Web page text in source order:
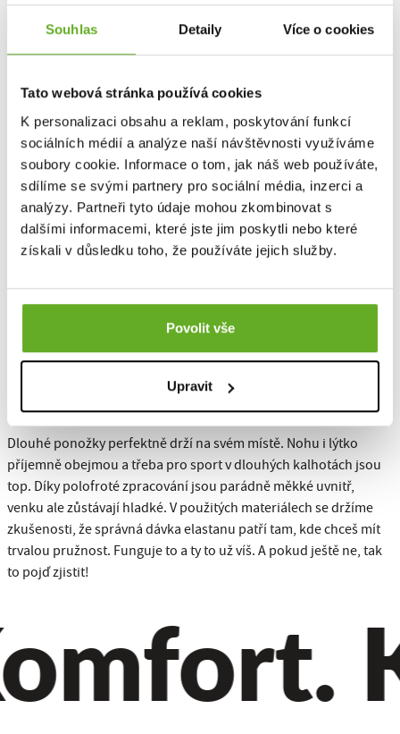
Souhlas Detaily Více o cookies
Tato webová stránka používá cookies
K personalizaci obsahu a reklam, poskytování funkcí
sociálních médií a analýze naší návštěvnosti využíváme
soubory cookie. Informace o tom, jak náš web používáte,
sdílíme se svými partnery pro sociální média, inzerci a
analýzy. Partneři tyto údaje mohou zkombinovat s
dalšími informacemi, které jste jim poskytli nebo které
získali v důsledku toho, že používáte jejich služby.
Povolit vše
Upravit
Dlouhé ponožky
149 Kč
Dlouhé ponožky perfektně drží na svém místě. Nohu i lýtko
příjemně obejmou a třeba pro sport v dlouhých kalhotách jsou
top. Díky polofroté zpracování jsou parádně měkké uvnitř,
venku ale zůstávají hladké. V použitých materiálech se držíme
zkušenosti, že správná dávka elastanu patří tam, kde chceš mít
trvalou pružnost. Funguje to a ty to už víš. A pokud ještě ne, tak
to pojď zjistit!